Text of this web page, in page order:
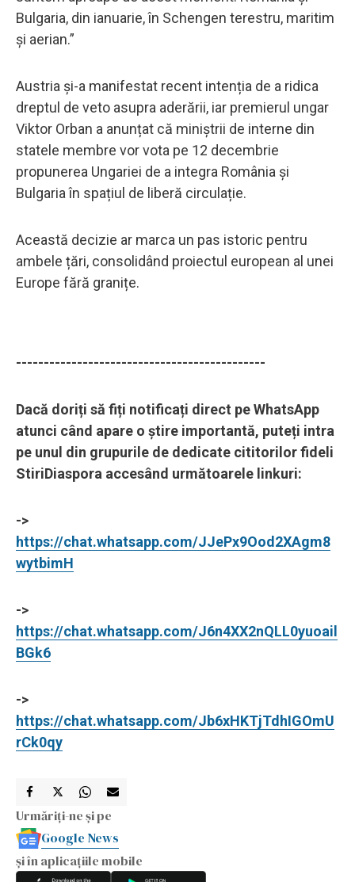
Bulgaria, din ianuarie, în Schengen terestru, maritim
și aerian.”
Austria și-a manifestat recent intenția de a ridica
dreptul de veto asupra aderării, iar premierul ungar
Viktor Orban a anunțat că miniștrii de interne din
statele membre vor vota pe 12 decembrie
propunerea Ungariei de a integra România și
Bulgaria în spațiul de liberă circulație.
Această decizie ar marca un pas istoric pentru
ambele țări, consolidând proiectul european al unei
Europe fără granițe.
---------------------------------------------
Dacă doriți să fiți notificați direct pe WhatsApp
atunci când apare o știre importantă, puteți intra
pe unul din grupurile de dedicate cititorilor fideli
StiriDiaspora accesând următoarele linkuri:
->
https://chat.whatsapp.com/JJePx9Ood2XAgm8
wytbimH
->
https://chat.whatsapp.com/J6n4XX2nQLL0yuoail
BGk6
->
https://chat.whatsapp.com/Jb6xHKTjTdhIGOmU
rCk0qy
Urmăriți-ne și pe
Google News
și în aplicațiile mobile